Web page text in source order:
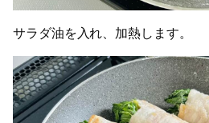
サラダ油を入れ、加熱します。